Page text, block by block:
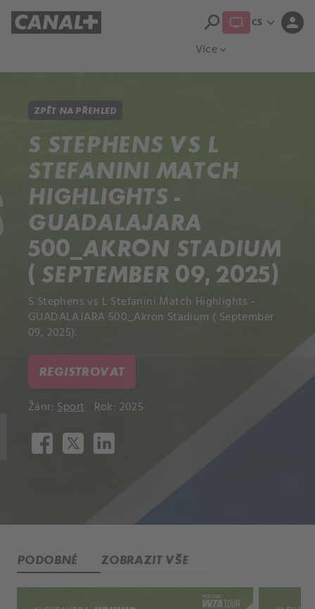
Více expand_more
search CS expand_more person
ZPĚT NA PŘEHLED
S STEPHENS VS L
STEFANINI MATCH
HIGHLIGHTS -
GUADALAJARA
500_AKRON STADIUM
( SEPTEMBER 09, 2025)
S Stephens vs L Stefanini Match Highlights -
GUADALAJARA 500_Akron Stadium ( September
09, 2025).
REGISTROVAT
Žánr:Sport Rok: 2025
PODOBNÉ ZOBRAZIT VŠE